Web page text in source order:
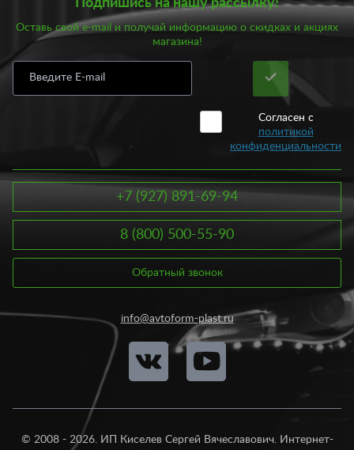
Подпишись на нашу рассылку!
Оставь свой e-mail и получай информацию о скидках и акциях
магазина!
Согласен с
политикой
конфиденциальности
+7 (927) 891-69-94
8 (800) 500-55-90
Обратный звонок
info@avtoform-plast.ru
© 2008 - 2026. ИП Киселев Сергей Вячеславович. Интернет-